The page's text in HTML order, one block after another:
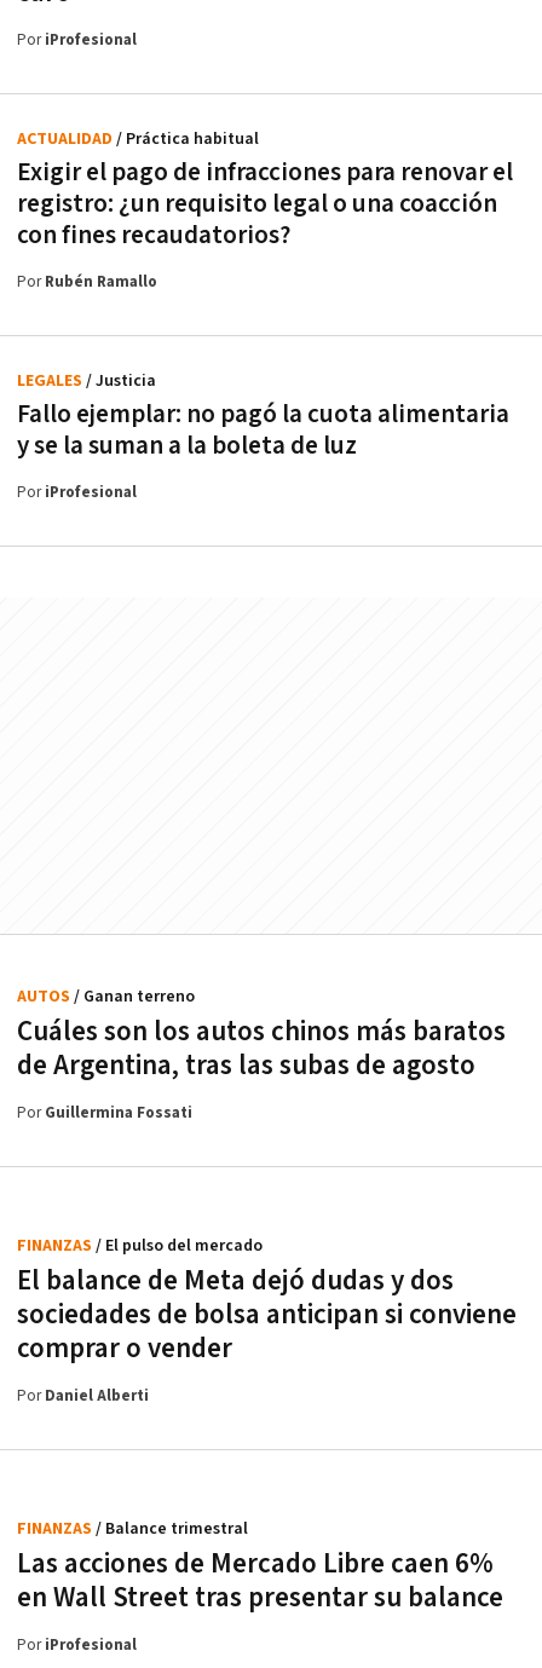
PoriProfesional
Exigir el pago de infracciones para renovar el
registro: ¿un requisito legal o una coacción
con fines recaudatorios?
ACTUALIDAD / Práctica habitual
PorRubén Ramallo
Fallo ejemplar: no pagó la cuota alimentaria
y se la suman a la boleta de luz
LEGALES / Justicia
PoriProfesional
Cuáles son los autos chinos más baratos
de Argentina, tras las subas de agosto
AUTOS / Ganan terreno
PorGuillermina Fossati
El balance de Meta dejó dudas y dos
sociedades de bolsa anticipan si conviene
comprar o vender
FINANZAS / El pulso del mercado
PorDaniel Alberti
Las acciones de Mercado Libre caen 6%
en Wall Street tras presentar su balance
FINANZAS / Balance trimestral
PoriProfesional